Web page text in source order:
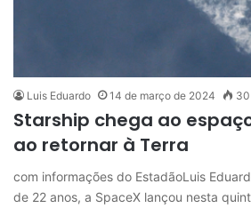
Luis Eduardo 14 de março de 2024 30
Starship chega ao
ao retornar à Terra
com informações do EstadãoLuis
de 22 anos, a SpaceX lançou nesta